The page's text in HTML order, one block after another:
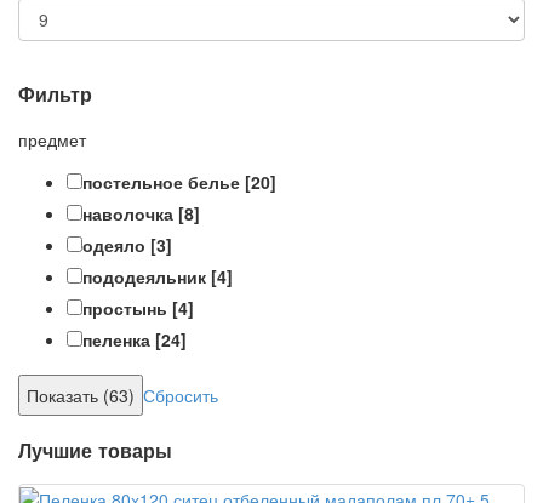
Фильтр
предмет
постельное белье [20]
наволочка [8]
одеяло [3]
пододеяльник [4]
простынь [4]
пеленка [24]
Сбросить
Лучшие товары